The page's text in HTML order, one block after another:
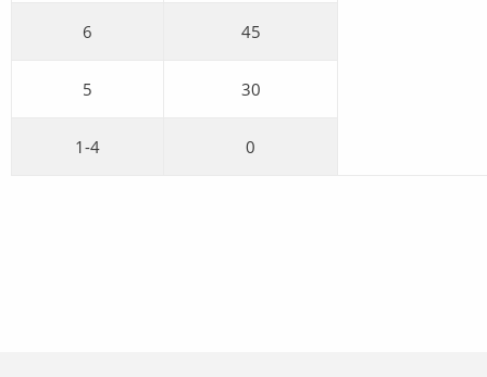
6 45
5 30
1-4 0